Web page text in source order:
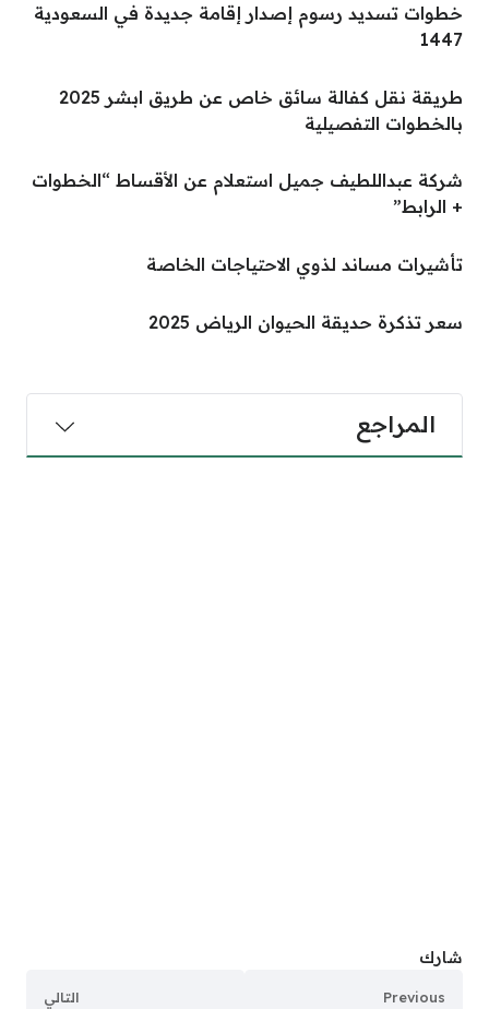
خطوات تسديد رسوم إصدار إقامة جديدة في السعودية
1447
طريقة نقل كفالة سائق خاص عن طريق ابشر 2025
بالخطوات التفصيلية
شركة عبداللطيف جميل استعلام عن الأقساط “الخطوات
+ الرابط”
تأشيرات مساند لذوي الاحتياجات الخاصة
سعر تذكرة حديقة الحيوان الرياض 2025
المراجع
شارك
Previous التالي